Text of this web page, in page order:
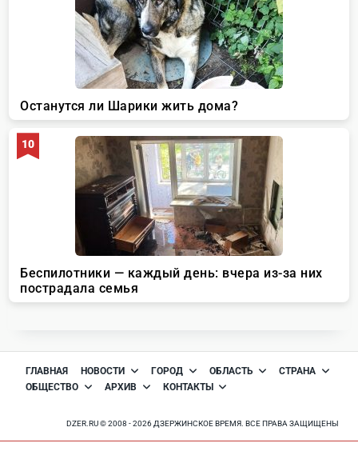
ГЛАВНАЯ НОВОСТИ ГОРОД ОБЛАСТЬ
СТРАНА
ОБЩЕСТВО
АРХИВ КОНТАКТЫ
DZER.RU © 2008 - 2026 ДЗЕРЖИНСКОЕ ВРЕМЯ. ВСЕ ПРАВА ЗАЩИЩЕНЫ